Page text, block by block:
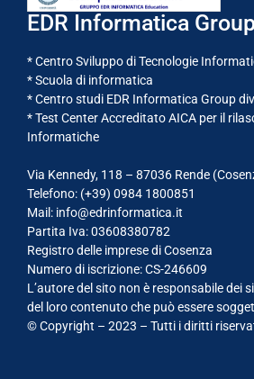
EDR Informatica
* Centro Sviluppo di Tecnologie
* Scuola di informatica
* Centro studi EDR Informatica Group
* Test Center Accreditato AICA per il
Informatiche
Via Kennedy, 118 – 87036 Rende
Telefono: (+39) 0984 1800851
Mail: info@edrinformatica.it
Partita Iva: 03608380782
Registro delle imprese di Cosenza
Numero di iscrizione: CS-246609
L’autore del sito non è responsabile dei
del loro contenuto che può essere
© Copyright – 2023 – Tutti i diritti